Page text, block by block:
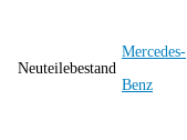
Neuteilebestand
Mercedes-
Benz